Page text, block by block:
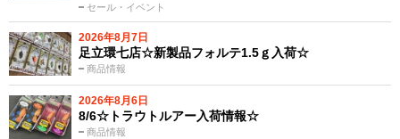
セール・イベント
2026年8月7日
商品情報
足立環七店☆新製品フォルテ1.5ｇ入荷☆
2026年8月6日
商品情報
8/6☆トラウトルアー入荷情報☆